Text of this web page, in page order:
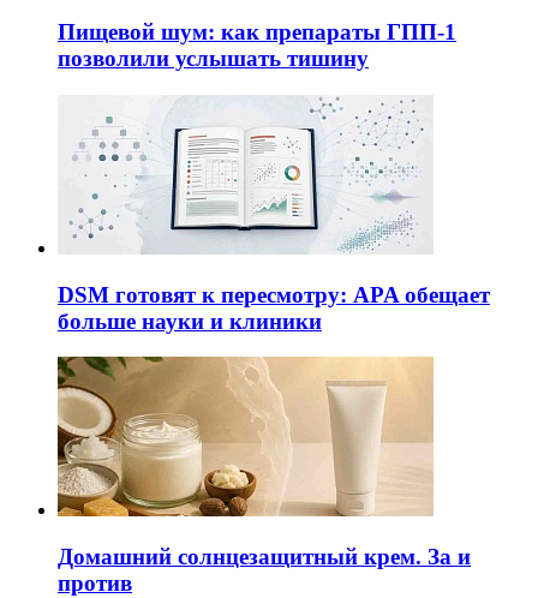
Пищевой шум: как препараты ГПП-1
позволили услышать тишину
DSM готовят к пересмотру: APA обещает
больше науки и клиники
Домашний солнцезащитный крем. За и
против